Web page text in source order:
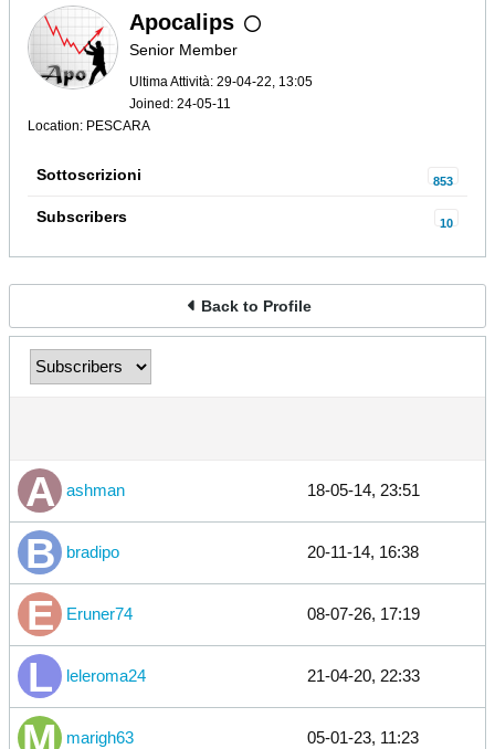
Apocalips
Senior Member
Ultima Attività: 29-04-22, 13:05
Joined: 24-05-11
Location: PESCARA
Sottoscrizioni 853
Subscribers 10
Back to Profile
ashman 18-05-14, 23:51
bradipo 20-11-14, 16:38
Eruner74 08-07-26, 17:19
leleroma24 21-04-20, 22:33
marigh63 05-01-23, 11:23